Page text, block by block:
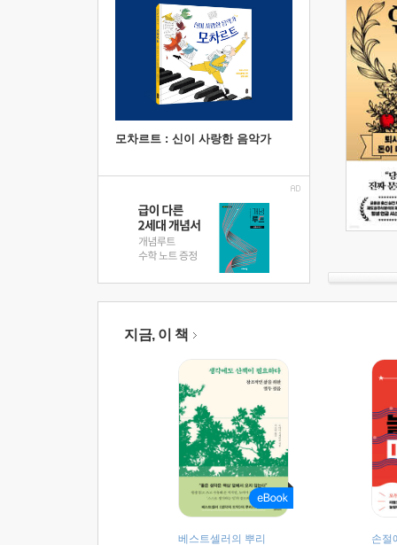
모차르트 : 신이 사랑한 음악가
지금, 이 책
베스트셀러의 뿌리 손절